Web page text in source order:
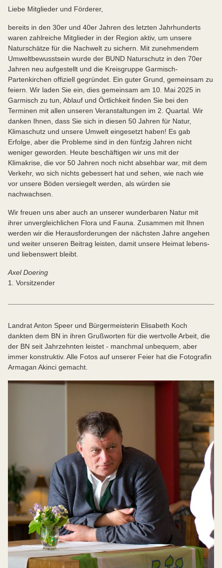
Liebe Mitglieder und Förderer,
bereits in den 30er und 40er Jahren des letzten Jahrhunderts
waren zahlreiche Mitglieder in der Region aktiv, um unsere
Naturschätze für die Nachwelt zu sichern. Mit zunehmendem
Umweltbewusstsein wurde der BUND Naturschutz in den 70er
Jahren neu aufgestellt und die Kreisgruppe Garmisch-
Partenkirchen offiziell gegründet. Ein guter Grund, gemeinsam zu
feiern. Wir laden Sie ein, dies gemeinsam am 10. Mai 2025 in
Garmisch zu tun, Ablauf und Örtlichkeit finden Sie bei den
Terminen mit allen unseren Veranstaltungen im 2. Quartal. Wir
danken Ihnen, dass Sie sich in diesen 50 Jahren für Natur,
Klimaschutz und unsere Umwelt eingesetzt haben! Es gab
Erfolge, aber die Probleme sind in den fünfzig Jahren nicht
weniger geworden. Heute beschäftigen wir uns mit der
Klimakrise, die vor 50 Jahren noch nicht absehbar war, mit dem
Verkehr, wo sich nichts gebessert hat und sehen, wie nach wie
vor unsere Böden versiegelt werden, als würden sie
nachwachsen.
Wir freuen uns aber auch an unserer wunderbaren Natur mit
ihrer unvergleichlichen Flora und Fauna. Zusammen mit Ihnen
werden wir die Herausforderungen der nächsten Jahre angehen
und weiter unseren Beitrag leisten, damit unsere Heimat lebens-
und liebenswert bleibt.
Axel Doering
1. Vorsitzender
Landrat Anton Speer und Bürgermeisterin Elisabeth Koch
dankten dem BN in ihren Grußworten für die wertvolle Arbeit, die
der BN seit Jahrzehnten leistet - manchmal unbequem, aber
immer konstruktiv. Alle Fotos auf unserer Feier hat die Fotografin
Armagan Akinci gemacht.